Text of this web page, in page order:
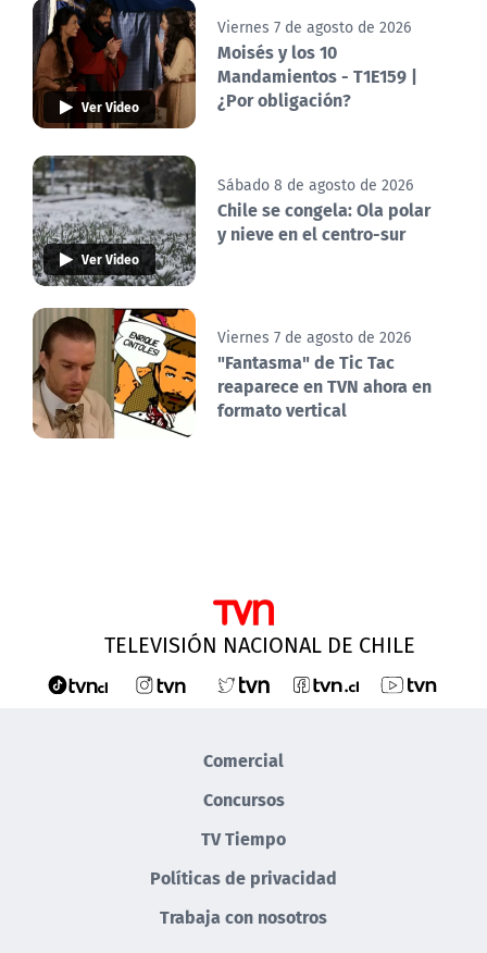
Ver Video
Viernes 7 de agosto de 2026
Moisés y los 10
Mandamientos - T1E159 |
¿Por obligación?
Ver Video
Sábado 8 de agosto de 2026
Chile se congela: Ola polar
y nieve en el centro-sur
Viernes 7 de agosto de 2026
"Fantasma" de Tic Tac
reaparece en TVN ahora en
formato vertical
TELEVISIÓN NACIONAL DE CHILE
Comercial
Concursos
TV Tiempo
Políticas de privacidad
Trabaja con nosotros